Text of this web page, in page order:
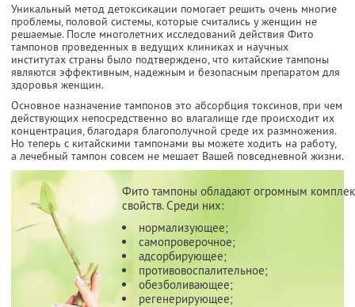
Уникальный метод детоксикации помогает решить очень многие
проблемы, половой системы, которые считались у женщин не
решаемые. После многолетних исследований действия Фито
тампонов проведенных в ведущих клиниках и научных
институтах страны было подтверждено, что китайские тампоны
являются эффективным, надежным и безопасным препаратом для
здоровья женщин.
Основное назначение тампонов это абсорбция токсинов, при чем
действующих непосредственно во влагалище где происходит их
концентрация, благодаря благополучной среде их размножения.
Но теперь с китайскими тампонами вы можете ходить на работу,
а лечебный тампон совсем не мешает Вашей повседневной жизни.
Фито тампоны обладают огромным
свойств. Среди них:
нормализующее;
самопроверочное;
адсорбирующее;
противовоспалительное;
обезболивающее;
регенерирующее;